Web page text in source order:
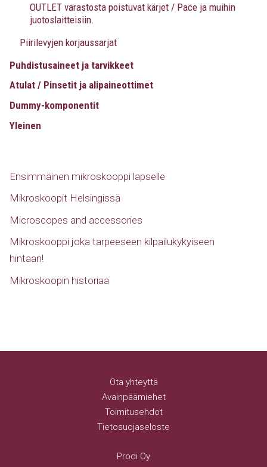
OUTLET varastosta poistuvat kärjet / Pace ja muihin
juotoslaitteisiin.
Piirilevyjen korjaussarjat
Puhdistusaineet ja tarvikkeet
Atulat / Pinsetit ja alipaineottimet
Dummy-komponentit
Yleinen
Ensimmäinen mikroskooppi lapselle
Mikroskoopit Helsingissä
Microscopes and accessories
Mikroskooppi joka tarpeeseen kilpailukykyiseen
hintaan!
Mikroskoopin historiaa
Ota yhteyttä
Avainpäämiehet
Toimitusehdot
Tietosuojaseloste
Prodi Oy